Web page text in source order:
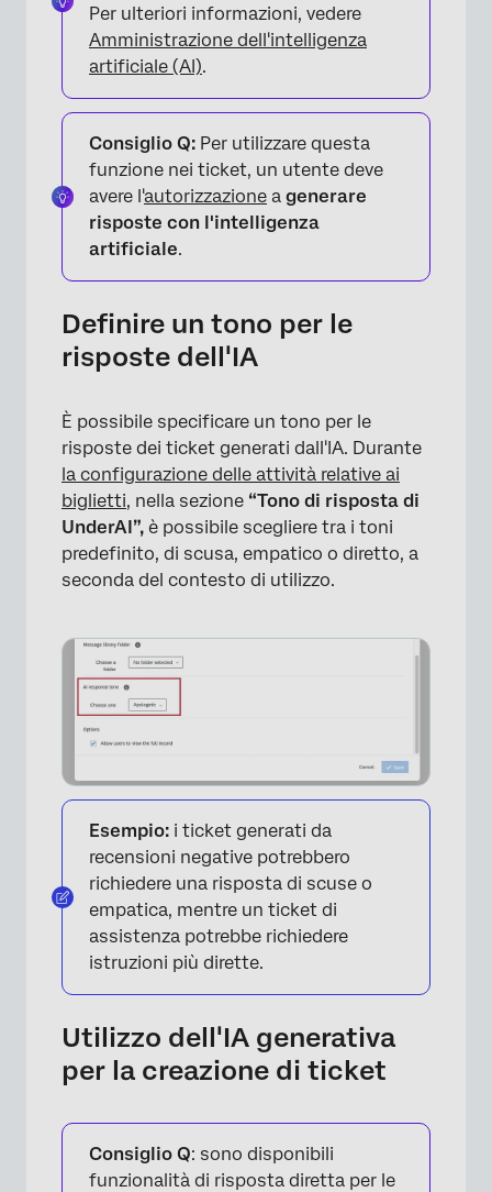
Per ulteriori informazioni, vedere
Amministrazione dell'intelligenza
artificiale (AI).
Consiglio Q: Per utilizzare questa
funzione nei ticket, un utente deve
avere l'autorizzazione a generare
risposte con l'intelligenza
artificiale.
Definire un tono per le
risposte dell'IA
È possibile specificare un tono per le
risposte dei ticket generati dall'IA. Durante
la configurazione delle attività relative ai
biglietti, nella sezione “Tono di risposta di
UnderAI”, è possibile scegliere tra i toni
predefinito, di scusa, empatico o diretto, a
seconda del contesto di utilizzo.
Esempio: i ticket generati da
recensioni negative potrebbero
richiedere una risposta di scuse o
empatica, mentre un ticket di
assistenza potrebbe richiedere
istruzioni più dirette.
Utilizzo dell'IA generativa
per la creazione di ticket
Consiglio Q: sono disponibili
funzionalità di risposta diretta per le